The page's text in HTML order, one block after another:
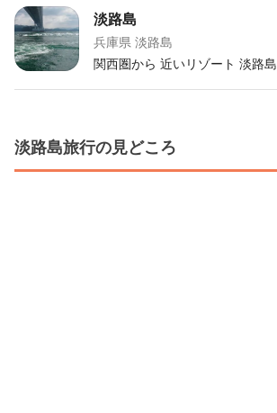
淡路島
兵庫県 淡路島
関西圏から 近いリゾート 淡路島
淡路島旅行の見どころ